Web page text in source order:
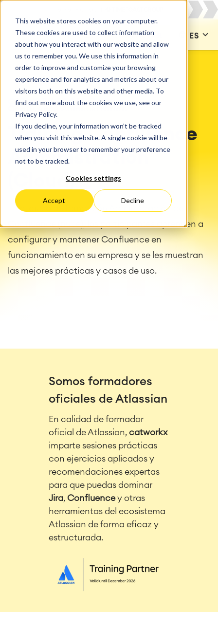
This website stores cookies on your computer.
These cookies are used to collect information
about how you interact with our website and allow
us to remember you. We use this information in
order to improve and customize your browsing
experience and for analytics and metrics about our
visitors both on this website and other media. To
find out more about the cookies we use, see our
Privacy Policy.
If you decline, your information won’t be tracked
when you visit this website. A single cookie will be
used in your browser to remember your preference
not to be tracked.
Cookies settings
Accept Decline
CONTACTAR ES
CATWORKX ACADEMY
Training Confluence
Administration
(Cloud)
En el curso de formación Administración de
Confluence (nube), los participantes aprenden a
configurar y mantener Confluence en
funcionamiento en su empresa y se les muestran
las mejores prácticas y casos de uso.
Somos formadores
oficiales de Atlassian
En calidad de formador
oficial de Atlassian, catworkx
imparte sesiones prácticas
con ejercicios aplicados y
recomendaciones expertas
para que puedas dominar
Jira, Confluencey otras
herramientas del ecosistema
Atlassian de forma eficaz y
estructurada.